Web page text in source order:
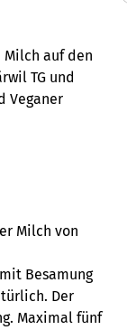
Milch auf den
TG und
Veganer
Milch von
Besamung
Der
Maximal fünf